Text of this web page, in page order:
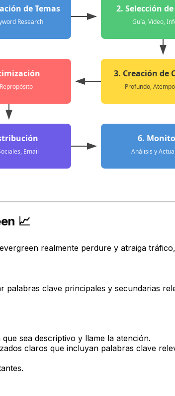
de Temas
Research
2. Selección
Guía, Video,
3. Creación de
Profundo,
Email
6.
Análisis y
📈
realmente perdure y atraiga
palabras clave principales y secundarias
sea descriptivo y llame la atención.
claros que incluyan palabras clave